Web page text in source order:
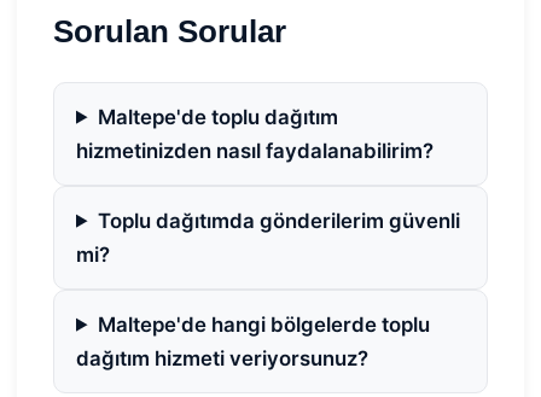
Sorulan Sorular
Maltepe'de toplu dağıtım
hizmetinizden nasıl faydalanabilirim?
Toplu dağıtımda gönderilerim güvenli
mi?
Maltepe'de hangi bölgelerde toplu
dağıtım hizmeti veriyorsunuz?